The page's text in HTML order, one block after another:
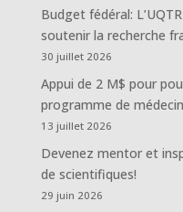
Budget fédéral:
soutenir la recherche
30 juillet 2026
Appui de 2 M$ pour
programme de
13 juillet 2026
Devenez mentor et
de scientifiques!
29 juin 2026